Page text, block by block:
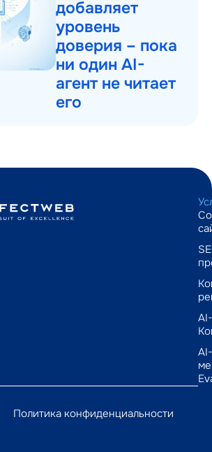
добавляет
уровень
доверия – пока
ни один AI-
агент не читает
его
AI-
AI-
Политика конфиденциальности